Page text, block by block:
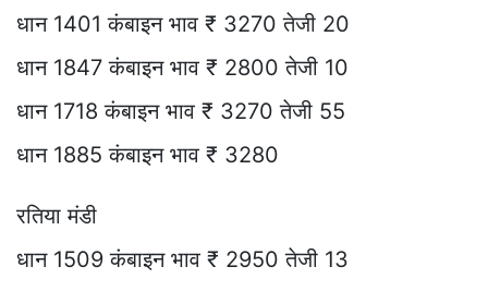
धान 1401 कंबाइन भाव ₹ 3270 तेजी 20
धान 1847 कंबाइन भाव ₹ 2800 तेजी 10
धान 1718 कंबाइन भाव ₹ 3270 तेजी 55
धान 1885 कंबाइन भाव ₹ 3280
रतिया मंडी
धान 1509 कंबाइन भाव ₹ 2950 तेजी 13